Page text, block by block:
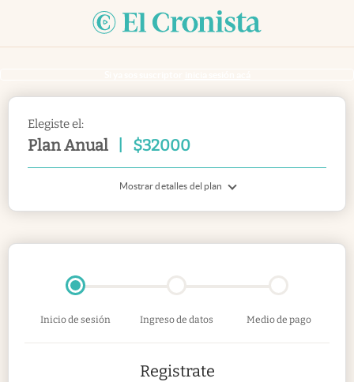
Elegiste el:
Plan Anual $32000
Mostrar detalles del plan
Inicio de sesión Ingreso de datos Medio de pago
Registrate